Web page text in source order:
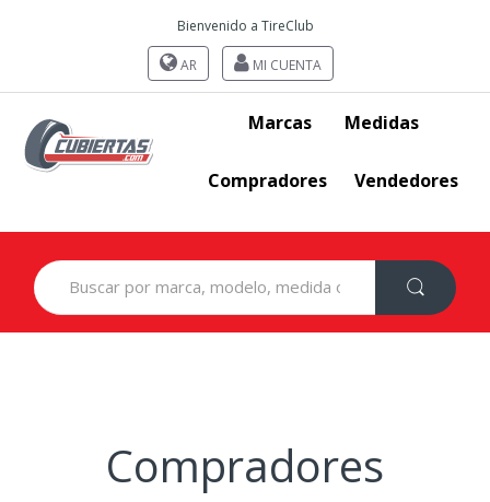
Bienvenido a TireClub
AR MI CUENTA
Marcas Medidas
Compradores Vendedores
Search
for:
Compradores